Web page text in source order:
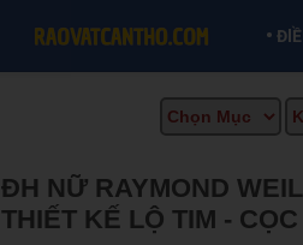
•
ĐH NỮ RAYMOND
THIẾT KẾ LỘ TIM -